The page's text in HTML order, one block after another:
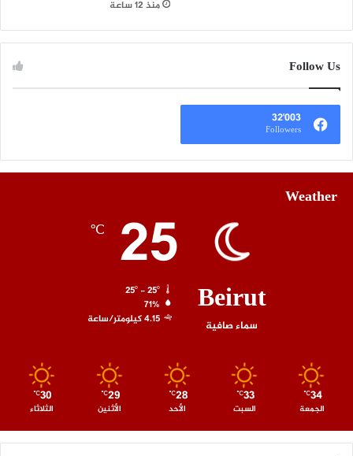
منذ 12 ساعة
Follow Us
32٬003
Followers
Weather
Beirut
سماء صافية
25
℃
25º - 25º
71%
4.15 كيلومتر/ساعة
34
℃
الجمعة
33
℃
السبت
28
℃
الأحد
29
℃
الأثنين
30
℃
الثلاثاء